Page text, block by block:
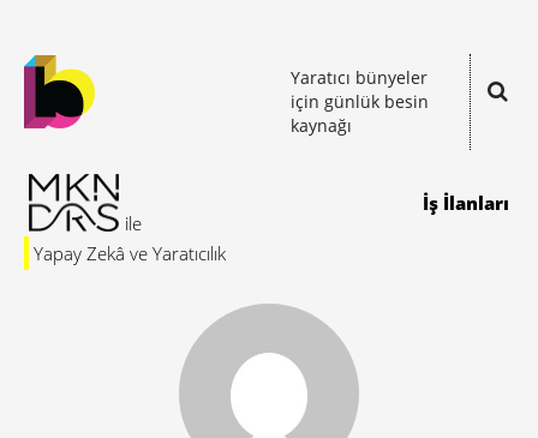
Yaratıcı bünyeler
için günlük besin
kaynağı
Yapay Zekâ ve Yaratıcılık
İş İlanları